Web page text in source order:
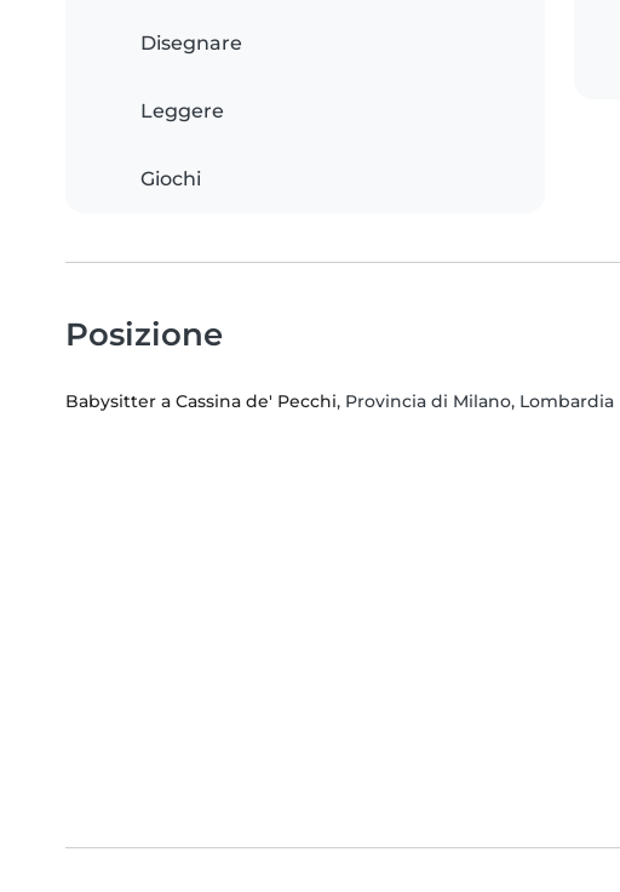
Disegnare
Leggere
Giochi
Posizione
Babysitter a Cassina de' Pecchi, Provincia di Milano, Lombardia